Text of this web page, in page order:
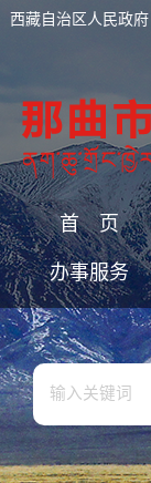
西藏自治区人民政府
首 页
办事服务